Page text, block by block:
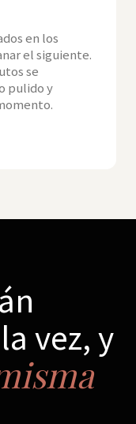
en los
el siguiente.
se
pulido y
vez, y